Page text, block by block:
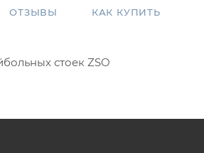
ОТЗЫВЫ КАК КУПИТЬ
стоек ZSO